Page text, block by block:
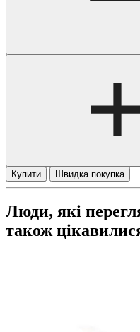
Купити Швидка покупка
Люди, які
також